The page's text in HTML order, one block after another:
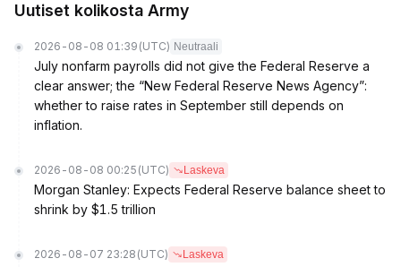
Uutiset kolikosta Army
2026-08-08 01:39 (UTC) Neutraali
July nonfarm payrolls did not give the Federal Reserve a
clear answer; the “New Federal Reserve News Agency”:
whether to raise rates in September still depends on
inflation.
2026-08-08 00:25 (UTC) Laskeva
Morgan Stanley: Expects Federal Reserve balance sheet to
shrink by $1.5 trillion
2026-08-07 23:28 (UTC) Laskeva